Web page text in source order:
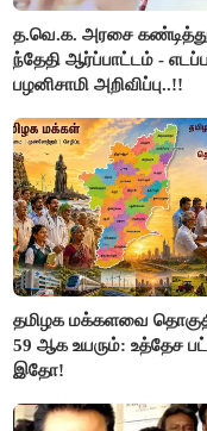
த.வெ.க. அரசை
ந்தேதி ஆர்ப்பாட்டம் -
பழனிசாமி அறிவிப்பு..!!
தமிழக மக்களவை
59 ஆக உயரும்: உத்தேச
இதோ!